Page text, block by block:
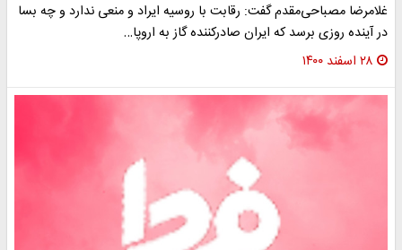
غلامرضا مصباحی‌مقدم گفت: رقابت با روسیه ایراد و منعی ندارد و چه بسا
در آینده روزی برسد که ایران صادرکننده گاز به اروپا…
۲۸ اسفند ۱۴۰۰